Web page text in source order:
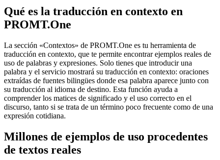
Qué es la traducción en contexto en
PROMT.One
La sección «Contextos» de PROMT.One es tu herramienta de
traducción en contexto, que te permite encontrar ejemplos reales de
uso de palabras y expresiones. Solo tienes que introducir una
palabra y el servicio mostrará su traducción en contexto: oraciones
extraídas de fuentes bilingües donde esa palabra aparece junto con
su traducción al idioma de destino. Esta función ayuda a
comprender los matices de significado y el uso correcto en el
discurso, tanto si se trata de un término poco frecuente como de una
expresión cotidiana.
Millones de ejemplos de uso procedentes
de textos reales